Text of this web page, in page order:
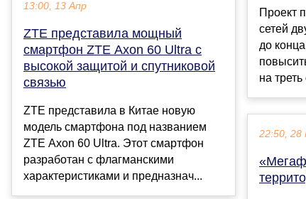
13:00, 13 Апр
ZTE представила мощный
смартфон ZTE Axon 60 Ultra с
высокой защитой и спутниковой
связью
ZTE представила в Китае новую
модель смартфона под названием
ZTE Axon 60 Ultra. Этот смартфон
разработан с флагманскими
характеристиками и предназнач...
Проект
сетей
до
на треть
22:50, 28